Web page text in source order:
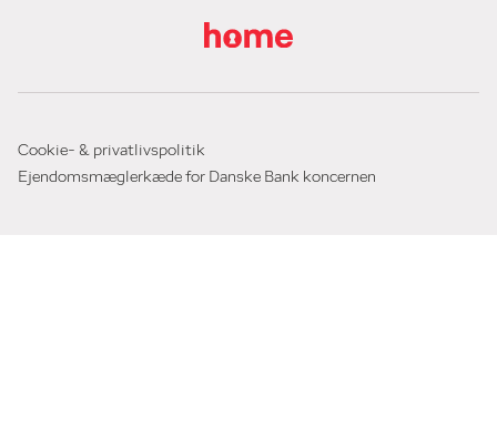
Cookie- & privatlivspolitik
Ejendomsmæglerkæde for Danske Bank koncernen